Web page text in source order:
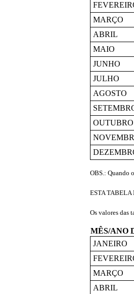
MARÇO
ABRIL
MAIO
JUNHO
JULHO
AGOSTO
OUTUBRO
OBS.: Quando
ESTA TABELA
Os valores das
MÊS/ANO
JANEIRO
MARÇO
ABRIL